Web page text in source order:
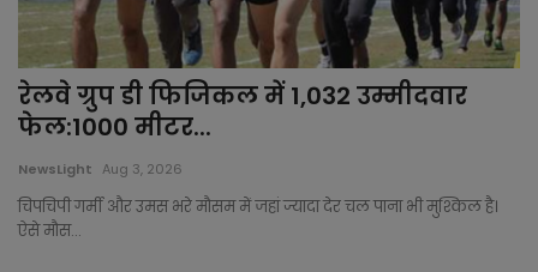
रेलवे ग्रुप डी फिजिकल में 1,032 उम्मीदवार
फेल:1000 मीटर...
NewsLight Aug 3, 2026
चिपचिपी गर्मी और उमस भरे मौसम में जहां ज्यादा देर चल पाना भी मुश्किल है।
ऐसे मौस...